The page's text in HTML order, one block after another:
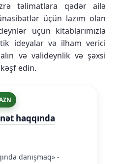
təlimatlara qədər ailə
üçün lazım olan
üçün kitablarımızla
ideyalar və ilham verici
və valideynlik və şəxsi
edin.
haqqında
danışmaq» -